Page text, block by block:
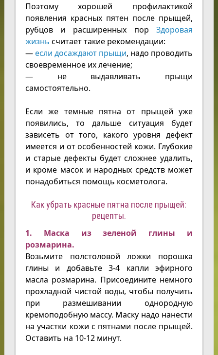
Поэтому хорошей профилактикой
появления красных пятен после прыщей,
рубцов и расширенных порЗдоровая
жизнь считает такие рекомендации:
—если досаждают прыщи, надо проводить
своевременное их лечение;
— не выдавливать прыщи
самостоятельно.
Если же темные пятна от прыщей уже
появились, то дальше ситуация будет
зависеть от того, какого уровня дефект
имеется и от особенностей кожи. Глубокие
и старые дефекты будет сложнее удалить,
и кроме масок и народных средств может
понадобиться помощь косметолога.
Как убрать красные пятна после прыщей:
рецепты.
1. Маска из зеленой глины и
розмарина.
Возьмите полстоловой ложки порошка
глины и добавьте 3-4 капли эфирного
масла розмарина. Присоедините немного
прохладной чистой воды, чтобы получить
при размешивании однородную
кремоподобную массу. Маску надо нанести
на участки кожи с пятнами после прыщей.
Оставить на 10-12 минут.